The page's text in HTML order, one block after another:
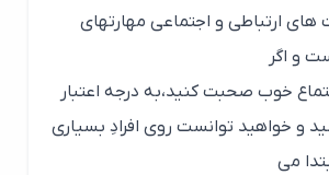
ارتباطی و اجتماعی مهارتهای
خوب صحبت کنید،به درجه اعتبار
خواهید توانست روی افرادِ بسیاری
می